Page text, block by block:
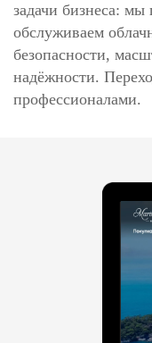
задачи бизнеса:
обслуживаем
безопасности,
надёжности.
профессионалами.